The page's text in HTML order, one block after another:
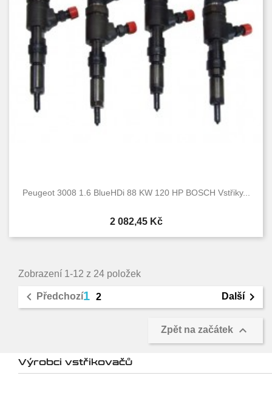
Peugeot 3008 1.6 BlueHDi 88 KW 120 HP BOSCH Vstřiky...
Cena
2 082,45 Kč
Zobrazení 1-12 z 24 položek
 Předchozí1 2 Další
Zpět na začátek 
Výrobci vstřikovačů